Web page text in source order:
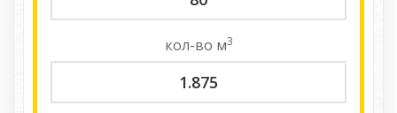
кол-во м3